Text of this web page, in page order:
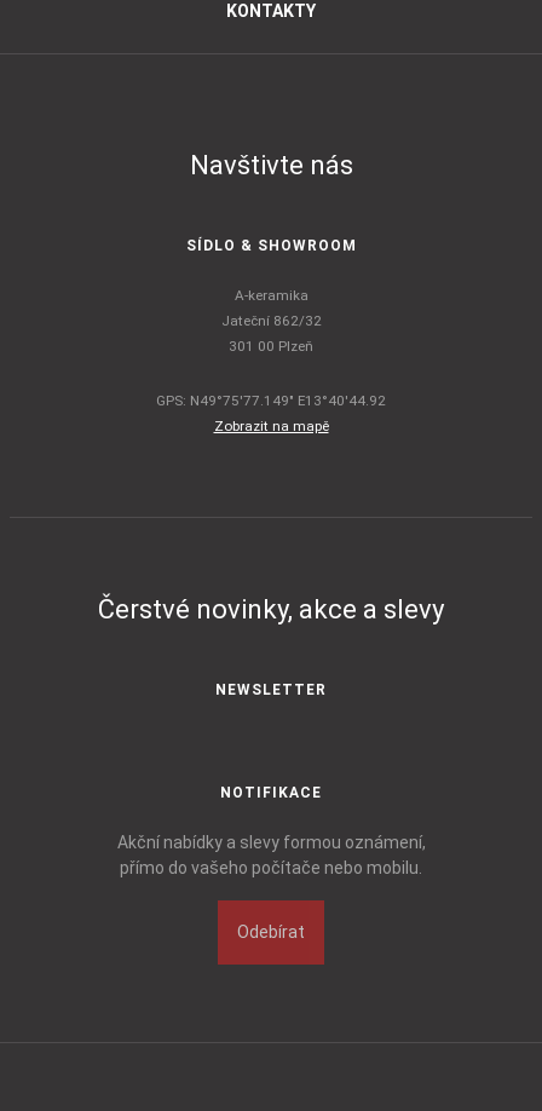
KONTAKTY
Navštivte nás
SÍDLO & SHOWROOM
A-keramika
Jateční 862/32
301 00 Plzeň
GPS: N49°75'77.149" E13°40'44.92
Zobrazit na mapě
Čerstvé novinky, akce a slevy
NEWSLETTER
NOTIFIKACE
Akční nabídky a slevy formou oznámení,
přímo do vašeho počítače nebo mobilu.
Odebírat